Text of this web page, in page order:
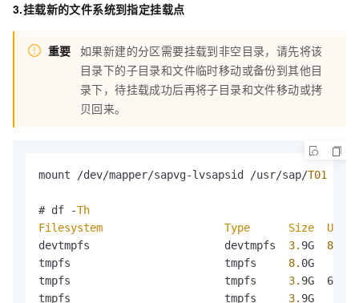
3.挂载新的文件系统到指定挂载点
重要 如果新建的分区需要挂载到非空目录，请先将该
目录下的子目录和文件临时移动或备份到其他目
录下，待挂载成功后再将子目录和文件移动或拷
贝回来。
mount /dev/mapper/sapvg-lvsapsid /usr/sap/T01
# df -Th
Filesystem
Type Size
Used
devtmpfs                     devtmpfs 3. 9G 8.
tmpfs                        tmpfs 8. 0G
tmpfs                        tmpfs 3. 9G
tmpfs                        tmpfs 3. 9G